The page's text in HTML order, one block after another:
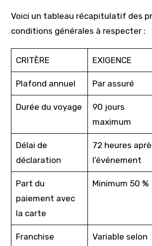
Voici un tableau récapitulatif des
conditions générales à respecter :
CRITÈRE EXIGENCE
Plafond annuel Par assuré
Durée du voyage
90 jours
maximum
Délai de
déclaration
72 heures
l’événement
Part du
paiement avec
la carte
Minimum 50 %
Franchise Variable selon